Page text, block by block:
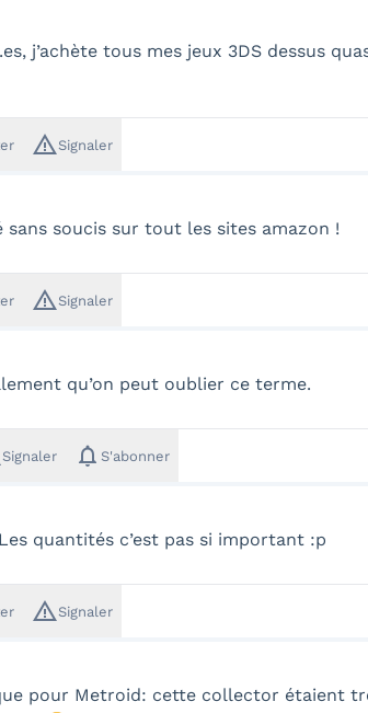
j’achète tous mes jeux 3DS dessus
warning_amberSignaler
soucis sur tout les sites amazon !
warning_amberSignaler
qu’on peut oublier ce terme.
Signaler notifications S'abonner
quantités c’est pas si important :p
warning_amberSignaler
pour Metroid: cette collector étaient